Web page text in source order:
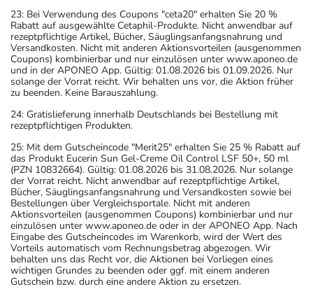
23: Bei Verwendung des Coupons "ceta20" erhalten Sie 20 %
Rabatt auf ausgewählte Cetaphil-Produkte. Nicht anwendbar auf
rezeptpflichtige Artikel, Bücher, Säuglingsanfangsnahrung und
Versandkosten. Nicht mit anderen Aktionsvorteilen (ausgenommen
Coupons) kombinierbar und nur einzulösen unter www.aponeo.de
und in der APONEO App. Gültig: 01.08.2026 bis 01.09.2026. Nur
solange der Vorrat reicht. Wir behalten uns vor, die Aktion früher
zu beenden. Keine Barauszahlung.
24: Gratislieferung innerhalb Deutschlands bei Bestellung mit
rezeptpflichtigen Produkten.
25: Mit dem Gutscheincode "Merit25" erhalten Sie 25 % Rabatt auf
das Produkt Eucerin Sun Gel-Creme Oil Control LSF 50+, 50 ml
(PZN 10832664). Gültig: 01.08.2026 bis 31.08.2026. Nur solange
der Vorrat reicht. Nicht anwendbar auf rezeptpflichtige Artikel,
Bücher, Säuglingsanfangsnahrung und Versandkosten sowie bei
Bestellungen über Vergleichsportale. Nicht mit anderen
Aktionsvorteilen (ausgenommen Coupons) kombinierbar und nur
einzulösen unter www.aponeo.de oder in der APONEO App. Nach
Eingabe des Gutscheincodes im Warenkorb, wird der Wert des
Vorteils automatisch vom Rechnungsbetrag abgezogen. Wir
behalten uns das Recht vor, die Aktionen bei Vorliegen eines
wichtigen Grundes zu beenden oder ggf. mit einem anderen
Gutschein bzw. durch eine andere Aktion zu ersetzen.